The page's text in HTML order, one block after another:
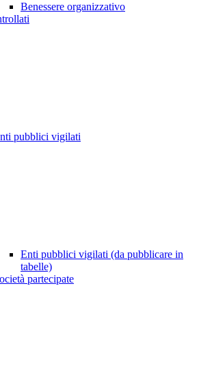
Benessere organizzativo
pubblici vigilati
Enti pubblici vigilati (da pubblicare in
tabelle)
partecipate